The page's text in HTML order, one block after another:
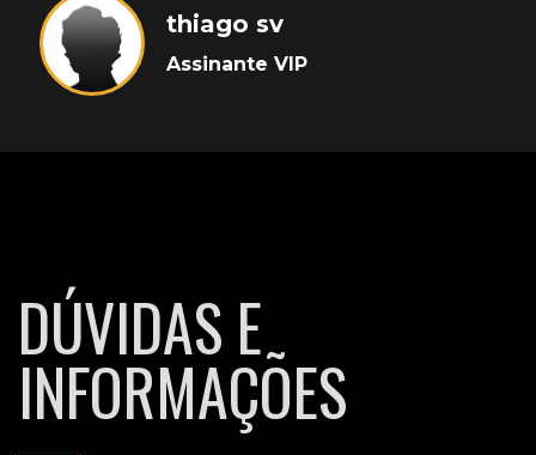
thiago sv
Assinante VIP
DÚVIDAS E
INFORMAÇÕES